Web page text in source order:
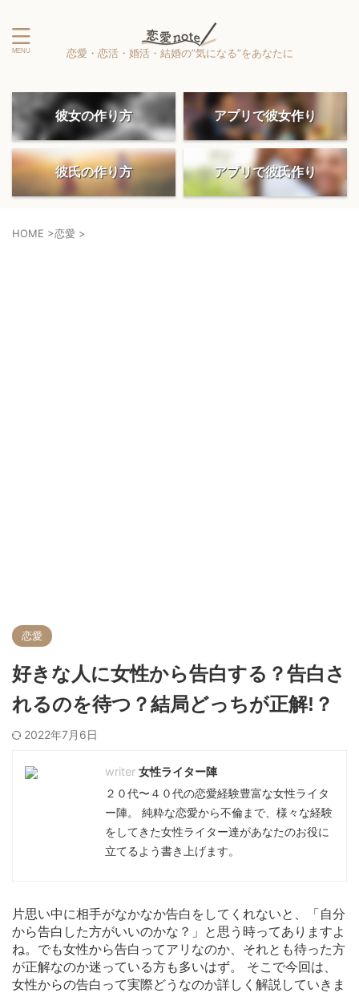
恋愛・恋活・婚活・結婚の”気になる”をあなたに
彼女の作り方 アプリで彼女作り
彼氏の作り方 アプリで彼氏作り
HOME >恋愛 >
恋愛
好きな人に女性から告白する？告白さ
れるのを待つ？結局どっちが正解!？
2022年7月6日
女性ライター陣
２０代〜４０代の恋愛経験豊富な女性ライタ
ー陣。 純粋な恋愛から不倫まで、様々な経験
をしてきた女性ライター達があなたのお役に
立てるよう書き上げます。
片思い中に相手がなかなか告白をしてくれないと、「自分
から告白した方がいいのかな？」と思う時ってありますよ
ね。でも女性から告白ってアリなのか、それとも待った方
が正解なのか迷っている方も多いはず。 そこで今回は、
女性からの告白って実際どうなのか詳しく解説していきま